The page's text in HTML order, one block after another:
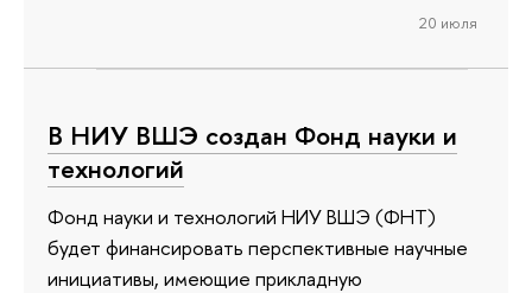
20 июля
В НИУ ВШЭ создан Фонд науки и
технологий
Фонд науки и технологий НИУ ВШЭ (ФНТ)
будет финансировать перспективные научные
инициативы, имеющие прикладную